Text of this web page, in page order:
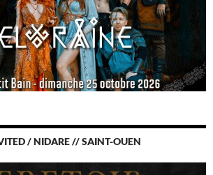
/ NIDARE // SAINT-OUEN